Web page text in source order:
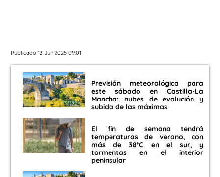
Publicado 13 Jun 2025 09:01
Previsión meteorológica para
este sábado en Castilla-La
Mancha: nubes de evolución y
subida de las máximas
El fin de semana tendrá
temperaturas de verano, con
más de 38ºC en el sur, y
tormentas en el interior
peninsular